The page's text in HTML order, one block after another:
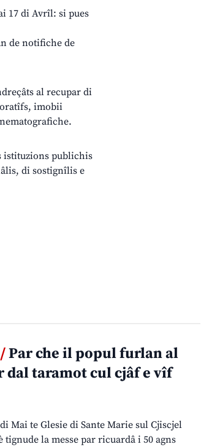
17 di Avrîl: si pues
de notifiche de
al recupar di
imobii
istituzions publichis
di sostignîlis e
Par che il popul furlan al
dal taramot cul cjâf e vîf
Mai te Glesie di Sante Marie sul Cjiscjel
tignude la messe par ricuardâ i 50 agns